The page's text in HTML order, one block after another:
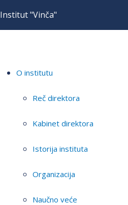
Institut "Vinča"
O institutu
Reč direktora
Kabinet direktora
Istorija instituta
Organizacija
Naučno veće